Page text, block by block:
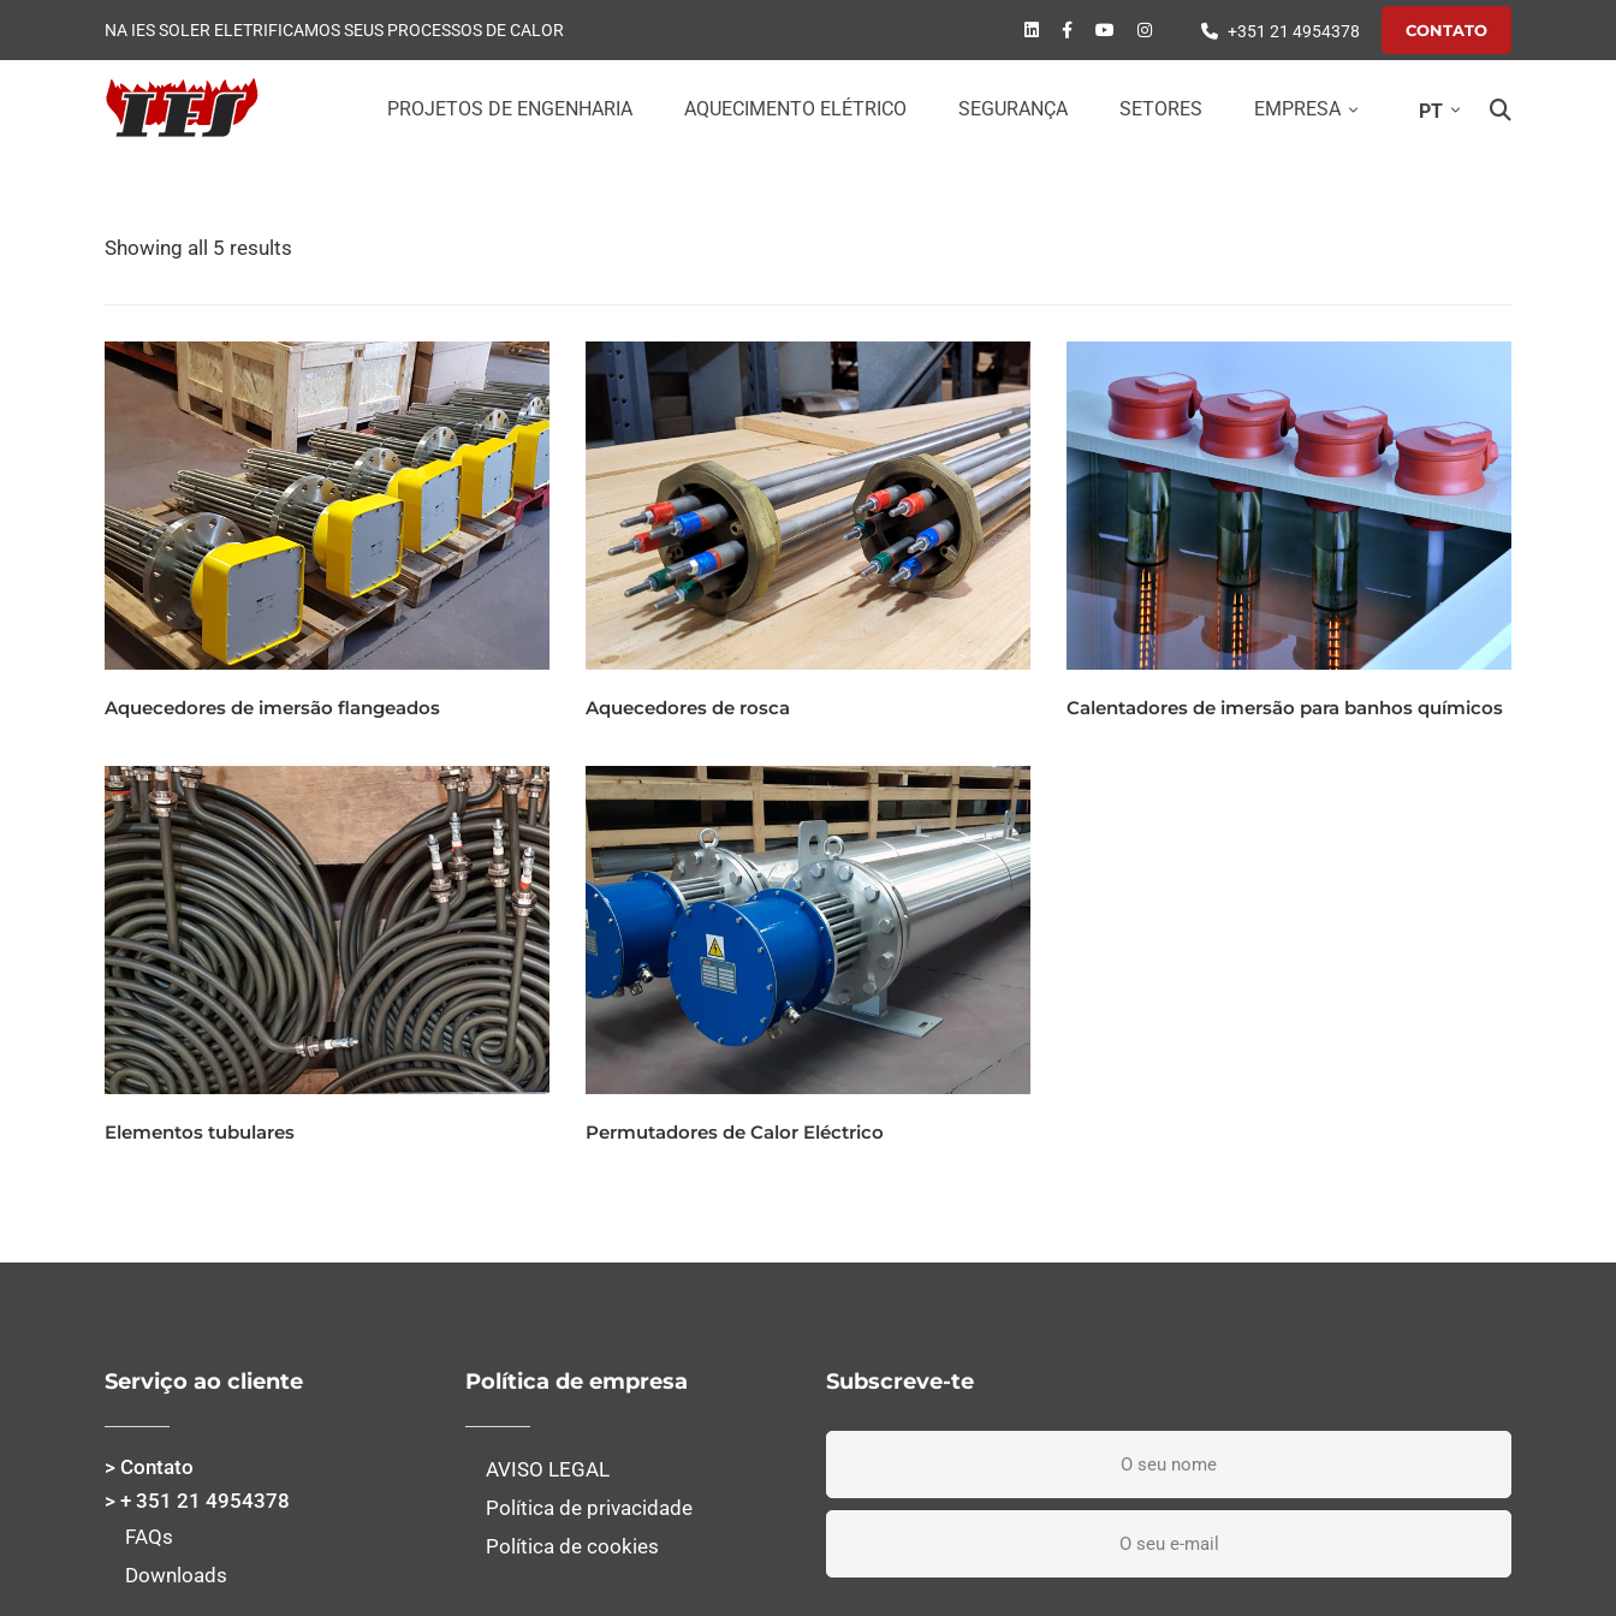
NA IES SOLER ELETRIFICAMOS SEUS PROCESSOS DE CALOR +351 21 4954378 CONTATO
PROJETOS DE ENGENHARIA AQUECIMENTO ELÉTRICO SEGURANÇA SETORES EMPRESA PT
Showing all 5 results
Aquecedores de imersão flangeados Aquecedores de rosca Calentadores de imersão para banhos químicos
Elementos tubulares Permutadores de Calor Eléctrico
Serviço ao cliente
> Contato
> + 351 21 4954378
FAQs
Downloads
Política de empresa
AVISO LEGAL
Política de privacidade
Política de cookies
Subscreve-te